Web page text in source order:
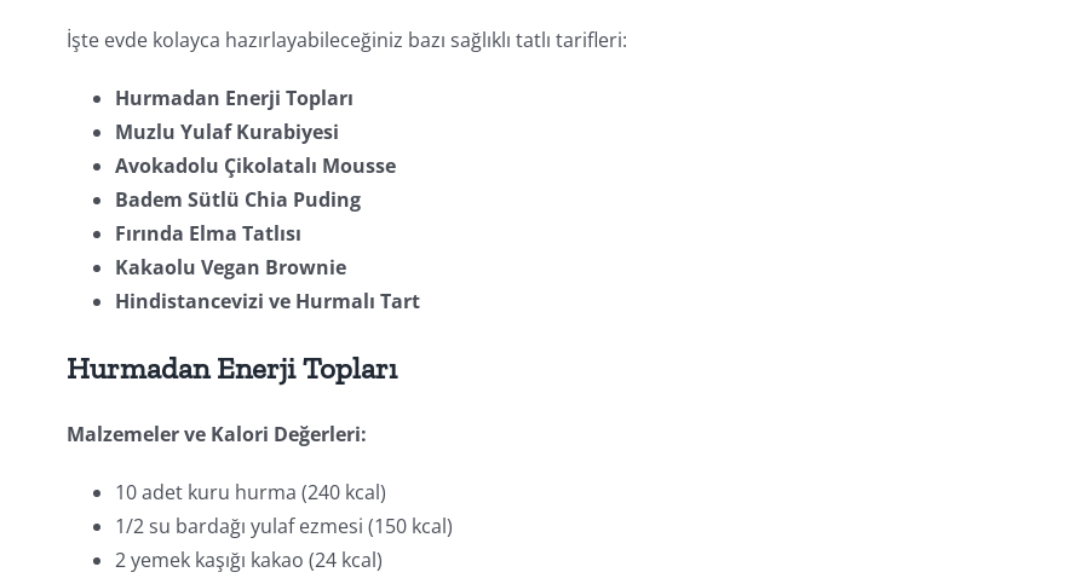
İşte evde kolayca hazırlayabileceğiniz bazı sağlıklı tatlı tarifleri:
Hurmadan Enerji Topları
Muzlu Yulaf Kurabiyesi
Avokadolu Çikolatalı Mousse
Badem Sütlü Chia Puding
Fırında Elma Tatlısı
Kakaolu Vegan Brownie
Hindistancevizi ve Hurmalı Tart
Hurmadan Enerji Topları
Malzemeler ve Kalori Değerleri:
10 adet kuru hurma (240 kcal)
1/2 su bardağı yulaf ezmesi (150 kcal)
2 yemek kaşığı kakao (24 kcal)